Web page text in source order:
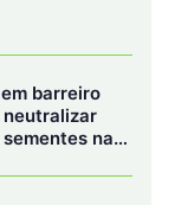
Londres,
o Reino
que era